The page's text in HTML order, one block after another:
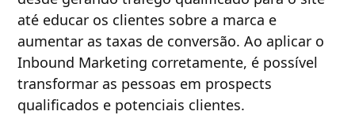
até educar os clientes sobre a marca e
aumentar as taxas de conversão. Ao aplicar o
Inbound Marketing corretamente, é possível
transformar as pessoas em prospects
qualificados e potenciais clientes.